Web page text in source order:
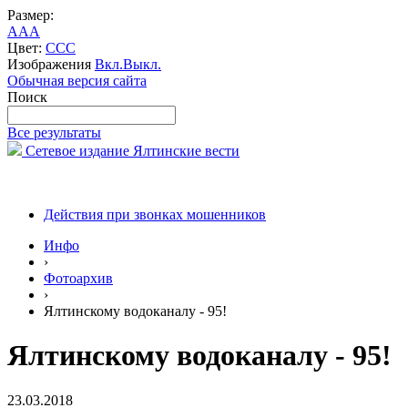
Размер:
AAA
Цвет: CCC
Изображения Вкл.Выкл.
Обычная версия сайта
Поиск
Все результаты
Сетевое издание Ялтинские вести
Действия при звонках мошенников
Инфо
›
Фотоархив
›
Ялтинскому водоканалу - 95!
Ялтинскому водоканалу - 95!
23.03.2018